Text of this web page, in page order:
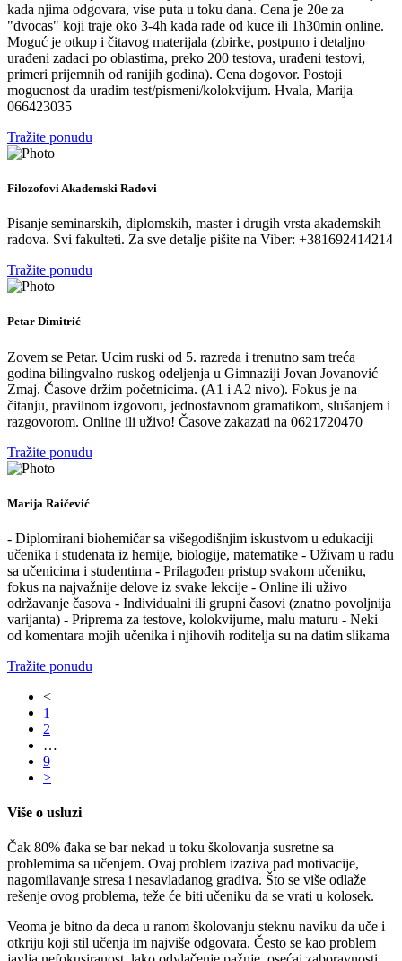
kada njima odgovara, vise puta u toku dana. Cena je 20e za
"dvocas" koji traje oko 3-4h kada rade od kuce ili 1h30min online.
Moguć je otkup i čitavog materijala (zbirke, postpuno i detaljno
urađeni zadaci po oblastima, preko 200 testova, urađeni testovi,
primeri prijemnih od ranijih godina). Cena dogovor. Postoji
mogucnost da uradim test/pismeni/kolokvijum. Hvala, Marija
066423035
Tražite ponudu
Filozofovi Akademski Radovi
Pisanje seminarskih, diplomskih, master i drugih vrsta akademskih
radova. Svi fakulteti. Za sve detalje pišite na Viber: +381692414214
Tražite ponudu
Petar Dimitrić
Zovem se Petar. Ucim ruski od 5. razreda i trenutno sam treća
godina bilingvalno ruskog odeljenja u Gimnaziji Jovan Jovanović
Zmaj. Časove držim početnicima. (A1 i A2 nivo). Fokus je na
čitanju, pravilnom izgovoru, jednostavnom gramatikom, slušanjem i
razgovorom. Online ili uživo! Časove zakazati na 0621720470
Tražite ponudu
Marija Raičević
- Diplomirani biohemičar sa višegodišnjim iskustvom u edukaciji
učenika i studenata iz hemije, biologije, matematike - Uživam u radu
sa učenicima i studentima - Prilagođen pristup svakom učeniku,
fokus na najvažnije delove iz svake lekcije - Online ili uživo
održavanje časova - Individualni ili grupni časovi (znatno povoljnija
varijanta) - Priprema za testove, kolokvijume, malu maturu - Neki
od komentara mojih učenika i njihovih roditelja su na datim slikama
Tražite ponudu
<
1
2
…
9
>
Više o usluzi
Čak 80% đaka se bar nekad u toku školovanja susretne sa
problemima sa učenjem. Ovaj problem izaziva pad motivacije,
nagomilavanje stresa i nesavladanog gradiva. Što se više odlaže
rešenje ovog problema, teže će biti učeniku da se vrati u kolosek.
Veoma je bitno da deca u ranom školovanju steknu naviku da uče i
otkriju koji stil učenja im najviše odgovara. Često se kao problem